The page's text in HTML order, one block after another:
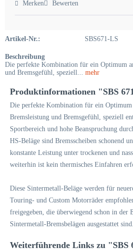
Merken Bewerten
Artikel-Nr.: SBS671-LS
Beschreibung
Die perfekte Kombination für ein Optimum
und Bremsgefühl, speziell... mehr
Produktinformationen "SBS
Die perfekte Kombination für ein
Bremsleistung und Bremsgefühl, speziell
Sportbereich und hohe Beanspruchung
HS-Beläge sind Bremsscheiben schonend
konstante Leistung unter trockenen und
weiterhin ist kein thermisches Einfahren
Diese Sintermetall-Beläge werden für
Touring- und Custom Motorräder
freigegeben, die überwiegend schon in der
Sintermetall-Bremsbelägen ausgestattet sind.
Weiterführende Links zu "SBS